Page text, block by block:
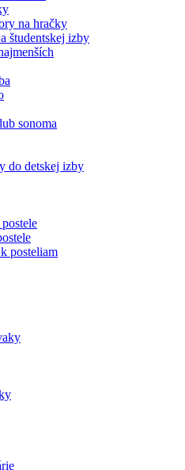
na hračky
študentskej izby
sonoma
do detskej izby
posteliam